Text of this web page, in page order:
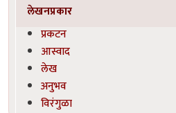
लेखनप्रकार
प्रकटन
आस्वाद
लेख
अनुभव
विरंगुळा